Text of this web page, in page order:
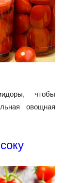
чтобы
овощная